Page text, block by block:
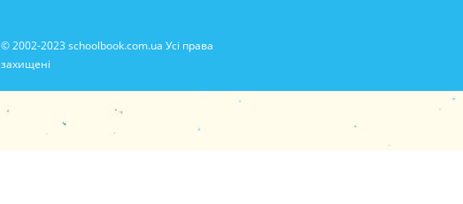
© 2002-2023 schoolbook.com.ua Усі права
захищені